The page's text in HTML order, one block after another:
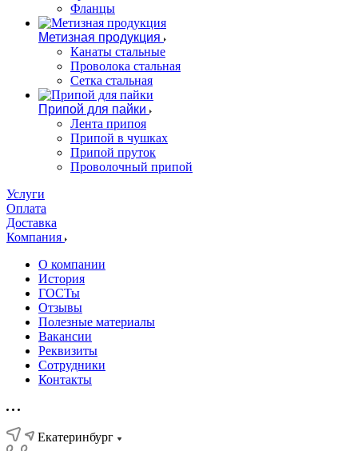
Фланцы
Метизная продукция
Канаты стальные
Проволока стальная
Сетка стальная
Припой для пайки
Лента припоя
Припой в чушках
Припой пруток
Проволочный припой
Услуги
Оплата
Доставка
Компания
О компании
История
ГОСТы
Отзывы
Полезные материалы
Вакансии
Реквизиты
Сотрудники
Контакты
Екатеринбург